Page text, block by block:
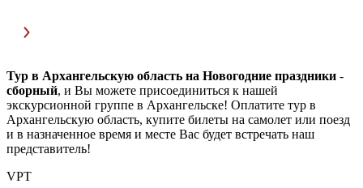
Тур в Архангельскую область на Новогодние праздники -
сборный, и Вы можете присоединиться к нашей
экскурсионной группе в Архангельске! Оплатите тур в
Архангельскую область, купите билеты на самолет или поезд
и в назначенное время и месте Вас будет встречать наш
представитель!
VPT